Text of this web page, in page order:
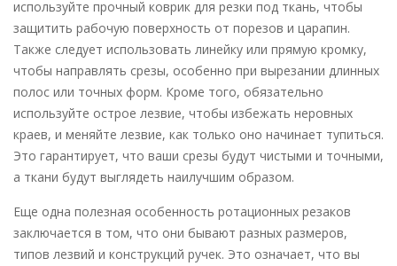
используйте прочный коврик для резки под ткань, чтобы
защитить рабочую поверхность от порезов и царапин.
Также следует использовать линейку или прямую кромку,
чтобы направлять срезы, особенно при вырезании длинных
полос или точных форм. Кроме того, обязательно
используйте острое лезвие, чтобы избежать неровных
краев, и меняйте лезвие, как только оно начинает тупиться.
Это гарантирует, что ваши срезы будут чистыми и точными,
а ткани будут выглядеть наилучшим образом.
Еще одна полезная особенность ротационных резаков
заключается в том, что они бывают разных размеров,
типов лезвий и конструкций ручек. Это означает, что вы